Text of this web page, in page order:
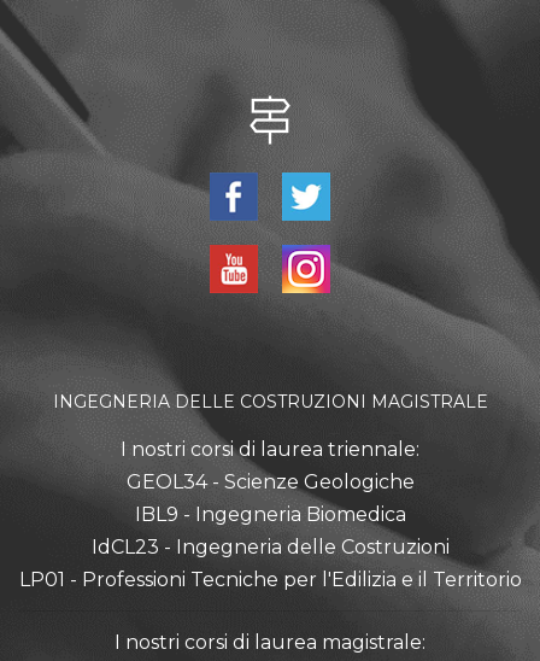
INGEGNERIA DELLE COSTRUZIONI MAGISTRALE
I nostri corsi di laurea triennale:
GEOL34 - Scienze Geologiche
IBL9 - Ingegneria Biomedica
IdCL23 - Ingegneria delle Costruzioni
LP01 - Professioni Tecniche per l'Edilizia e il Territorio
I nostri corsi di laurea magistrale: